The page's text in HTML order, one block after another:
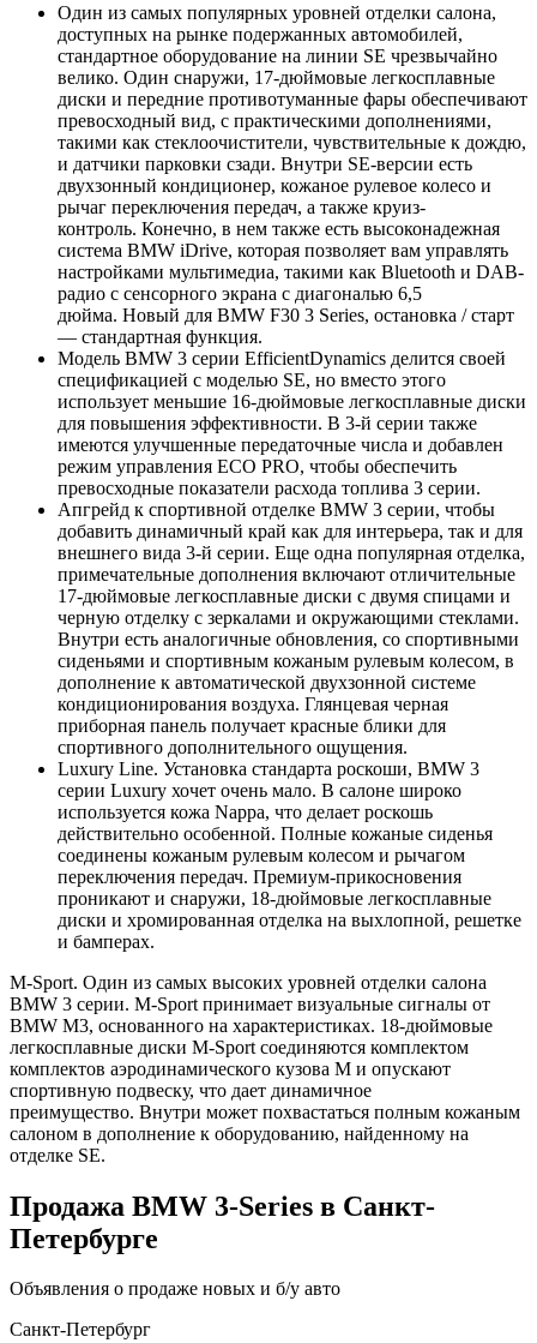
Один из самых популярных уровней отделки салона,
доступных на рынке подержанных автомобилей,
стандартное оборудование на линии SE чрезвычайно
велико. Один снаружи, 17-дюймовые легкосплавные
диски и передние противотуманные фары обеспечивают
превосходный вид, с практическими дополнениями,
такими как стеклоочистители, чувствительные к дождю,
и датчики парковки сзади. Внутри SE-версии есть
двухзонный кондиционер, кожаное рулевое колесо и
рычаг переключения передач, а также круиз-
контроль. Конечно, в нем также есть высоконадежная
система BMW iDrive, которая позволяет вам управлять
настройками мультимедиа, такими как Bluetooth и DAB-
радио с сенсорного экрана с диагональю 6,5
дюйма. Новый для BMW F30 3 Series, остановка / старт
— стандартная функция.
Модель BMW 3 серии EfficientDynamics делится своей
спецификацией с моделью SE, но вместо этого
использует меньшие 16-дюймовые легкосплавные диски
для повышения эффективности. В 3-й серии также
имеются улучшенные передаточные числа и добавлен
режим управления ECO PRO, чтобы обеспечить
превосходные показатели расхода топлива 3 серии.
Апгрейд к спортивной отделке BMW 3 серии, чтобы
добавить динамичный край как для интерьера, так и для
внешнего вида 3-й серии. Еще одна популярная отделка,
примечательные дополнения включают отличительные
17-дюймовые легкосплавные диски с двумя спицами и
черную отделку с зеркалами и окружающими стеклами.
Внутри есть аналогичные обновления, со спортивными
сиденьями и спортивным кожаным рулевым колесом, в
дополнение к автоматической двухзонной системе
кондиционирования воздуха. Глянцевая черная
приборная панель получает красные блики для
спортивного дополнительного ощущения.
Luxury Line. Установка стандарта роскоши, BMW 3
серии Luxury хочет очень мало. В салоне широко
используется кожа Nappa, что делает роскошь
действительно особенной. Полные кожаные сиденья
соединены кожаным рулевым колесом и рычагом
переключения передач. Премиум-прикосновения
проникают и снаружи, 18-дюймовые легкосплавные
диски и хромированная отделка на выхлопной, решетке
и бамперах.
M-Sport. Один из самых высоких уровней отделки салона
BMW 3 серии. M-Sport принимает визуальные сигналы от
BMW M3, основанного на характеристиках. 18-дюймовые
легкосплавные диски M-Sport соединяются комплектом
комплектов аэродинамического кузова M и опускают
спортивную подвеску, что дает динамичное
преимущество. Внутри может похвастаться полным кожаным
салоном в дополнение к оборудованию, найденному на
отделке SE.
Продажа BMW 3-Series в Санкт-
Петербурге
Объявления о продаже новых и б/у авто
Санкт-Петербург